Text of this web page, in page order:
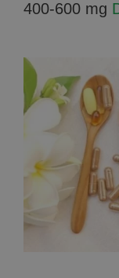
400-600 mg